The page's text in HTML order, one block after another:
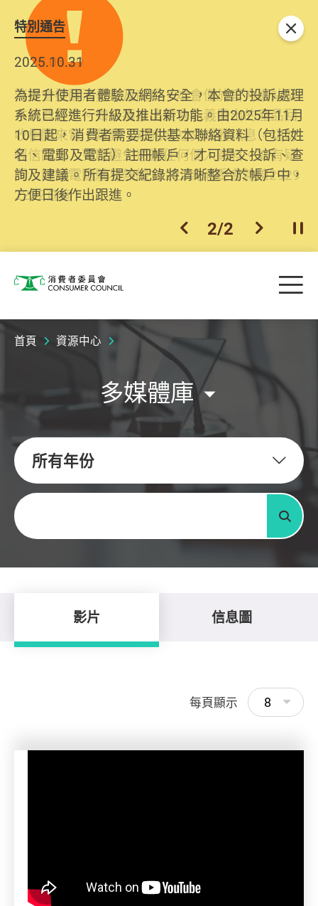
特別通告
2026.06.29
消委會提醒消費者及商戶，本會僅於官方網站發
布消費警示。如接獲以消委會名義發出的產品回
收相關來電、電郵、短訊或社交媒體訊息，切勿
輕信回應，更應避免透露任何個人資料。如有疑
問，請致電防騙易熱線18222或消委會熱線2929
2222查詢。
2025.10.31
為提升使用者體驗及網絡安全，本會的投訴處理
系統已經進行升級及推出新功能。由2025年11月
10日起，消費者需要提供基本聯絡資料（包括姓
名、電郵及電話）註冊帳戶，才可提交投訴、查
詢及建議。所有提交紀錄將清晰整合於帳戶中，
方便日後作出跟進。
上一個
2/2 下一個開
關閉
消費者委員會 目
首頁 資源中心
多媒體庫
所有年份
關鍵字
搜尋
影片 信息圖
每頁顯示 8